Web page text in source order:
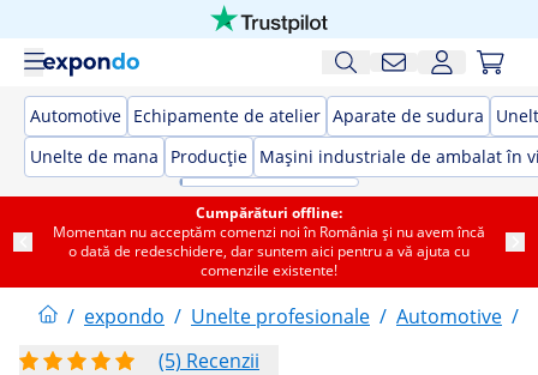
Automotive Echipamente de atelier Aparate de sudura
Unelte de mana
Producție Mașini industriale de ambalat în
Cumpărături offline:
Momentan nu acceptăm comenzi noi în România și nu avem încă
o dată de redeschidere, dar suntem aici pentru a vă ajuta cu
comenzile existente!
/ expondo / Unelte profesionale / Automotive /
(5) Recenzii